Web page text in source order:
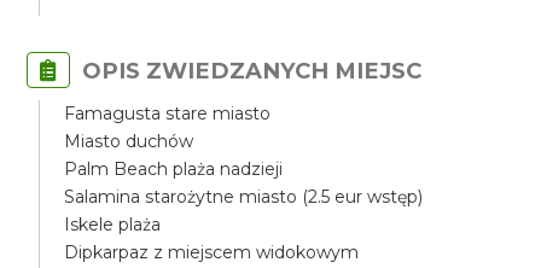
OPIS ZWIEDZANYCH MIEJSC
Famagusta stare miasto
Miasto duchów
Palm Beach plaża nadzieji
Salamina starożytne miasto (2.5 eur wstęp)
Iskele plaża
Dipkarpaz z miejscem widokowym